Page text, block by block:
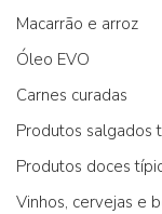
Macarrão e arroz
Óleo EVO
Carnes curadas
Produtos salgados
Produtos doces
Vinhos, cervejas e